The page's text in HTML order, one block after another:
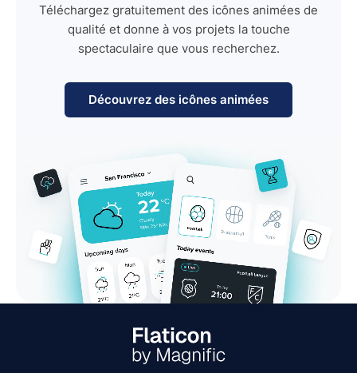
Téléchargez gratuitement des icônes animées de
qualité et donne à vos projets la touche
spectaculaire que vous recherchez.
Découvrez des icônes animées